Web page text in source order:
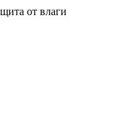
от влаги